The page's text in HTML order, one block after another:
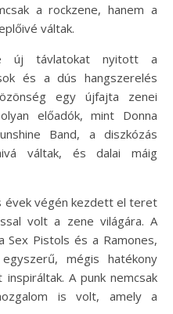
a rockzene, hanem a
váltak.
új távlatokat nyitott a
és a dús hangszerelés
egy újfajta zenei
előadók, mint Donna
Band, a diszkózás
váltak, és dalai máig
évek végén kezdett el teret
volt a zene világára. A
Sex Pistols és a Ramones,
mégis hatékony
A punk nemcsak
is volt, amely a